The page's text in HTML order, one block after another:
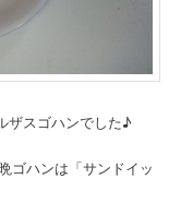
ザスゴハンでした♪
ゴハンは「サンドイッ